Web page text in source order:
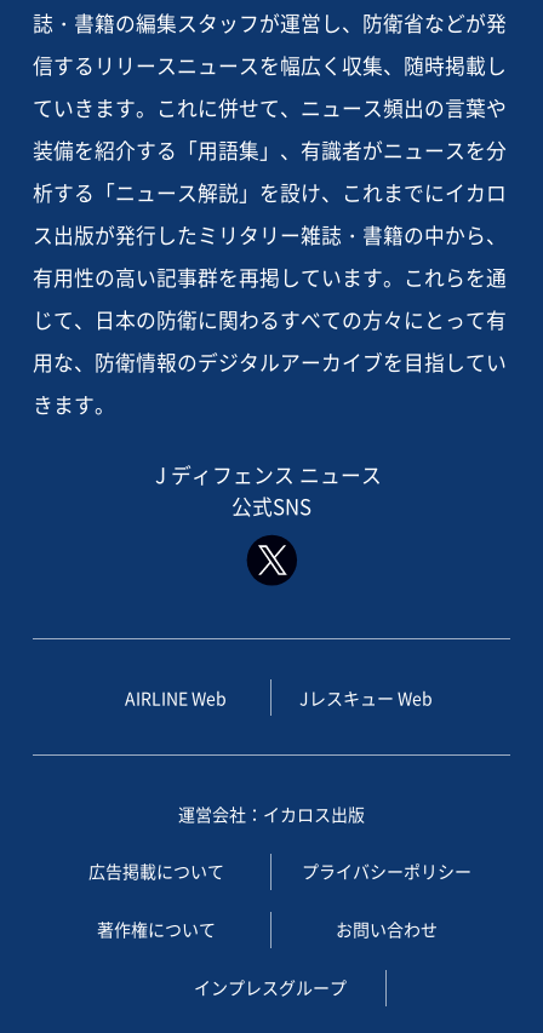
誌・書籍の編集スタッフが運営し、防衛省などが発
信するリリースニュースを幅広く収集、随時掲載し
ていきます。これに併せて、ニュース頻出の言葉や
装備を紹介する「用語集」、有識者がニュースを分
析する「ニュース解説」を設け、これまでにイカロ
ス出版が発行したミリタリー雑誌・書籍の中から、
有用性の高い記事群を再掲しています。これらを通
じて、日本の防衛に関わるすべての方々にとって有
用な、防衛情報のデジタルアーカイブを目指してい
きます。
J ディフェンス ニュース
公式SNS
AIRLINE Web Jレスキュー Web
運営会社：イカロス出版
広告掲載について プライバシーポリシー
著作権について お問い合わせ
インプレスグループ